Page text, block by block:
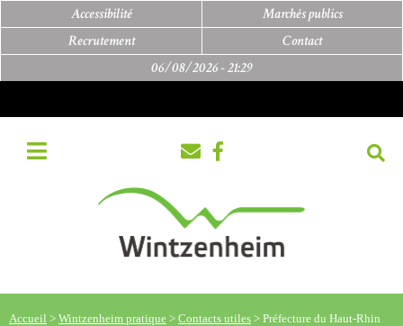
Accessibilité
Marchés publics
Recrutement
Contact
06/08/2026 -21:29
Accueil > Wintzenheim pratique > Contacts utiles > Préfecture du Haut-Rhin